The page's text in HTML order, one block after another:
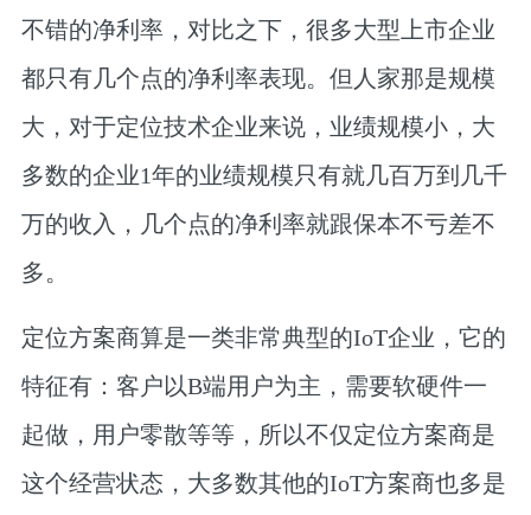
不错的净利率，对比之下， 很多大型上市企业
都只有几个点的净利率表现。 但人家那是规模
大，对于定位技术企业来说，业绩规模小，大
多数的企业1年的业绩规模只有就几百万到几千
万的收入，几个点的净利率就跟保本不亏差不
多。
定位方案商算是一类非常典型的IoT企业，它的
特征有： 客户以B端用户为主，需要软硬件一
起做，用户零散等等， 所以不仅定位方案商是
这个经营状态，大多数其他的IoT方案商也多是